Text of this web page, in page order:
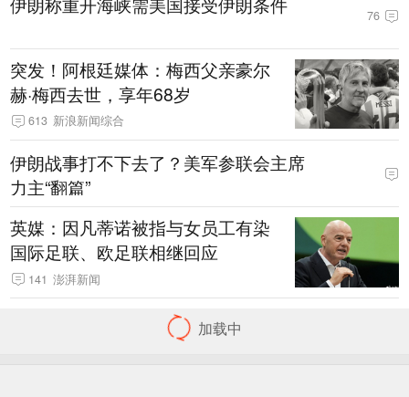
76
突发！阿根廷媒体：梅西父亲豪尔
赫·梅西去世，享年68岁
613 新浪新闻综合
伊朗战事打不下去了？美军参联会主席
力主“翻篇”
英媒：因凡蒂诺被指与女员工有染
国际足联、欧足联相继回应
141 澎湃新闻
加载中